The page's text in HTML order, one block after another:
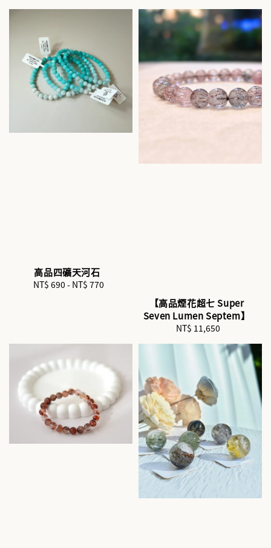
高品四礦天河石
Regular
NT$ 690 - NT$ 770
【高品煙花超七 Super
Seven Lumen Septem】
Regular
NT$ 11,650